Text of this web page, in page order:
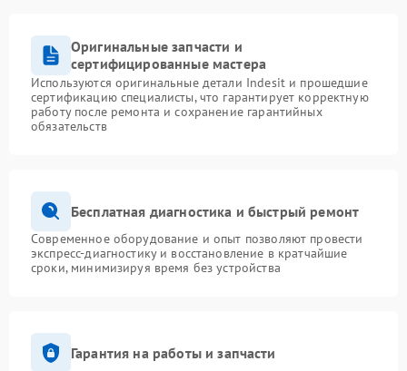
Оригинальные запчасти и
сертифицированные мастера
Используются оригинальные детали Indesit и прошедшие
сертификацию специалисты, что гарантирует корректную
работу после ремонта и сохранение гарантийных
обязательств
Бесплатная диагностика и быстрый ремонт
Современное оборудование и опыт позволяют провести
экспресс-диагностику и восстановление в кратчайшие
сроки, минимизируя время без устройства
Гарантия на работы и запчасти